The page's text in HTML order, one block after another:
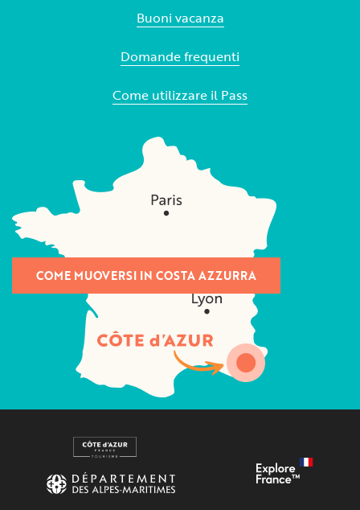
Buoni vacanza
Domande frequenti
Come utilizzare il Pass
COME MUOVERSI IN COSTA AZZURRA